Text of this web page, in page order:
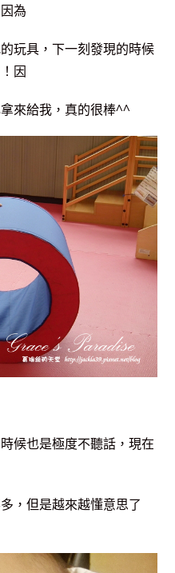
為
玩具，下一刻發現的時候
因
來給我，真的很棒^^
候也是極度不聽話，現在
，但是越來越懂意思了